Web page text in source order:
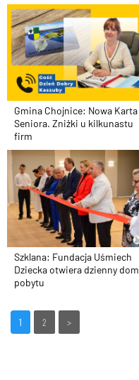
Gmina Chojnice: Nowa Karta
Seniora. Zniżki u kilkunastu
firm
Szklana: Fundacja Uśmiech
Dziecka otwiera dzienny dom
pobytu
1 2 >